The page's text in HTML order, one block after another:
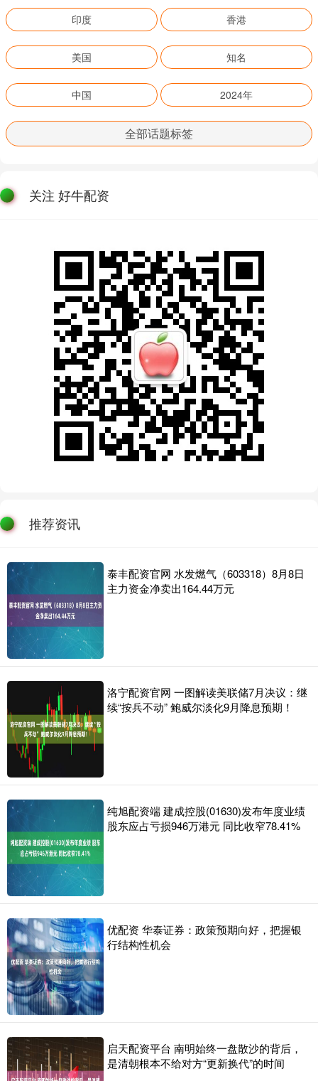
印度 香港
美国 知名
中国 2024年
全部话题标签
关注 好牛配资
推荐资讯
泰丰配资官网 水发燃气（603318）8月8日
主力资金净卖出164.44万元
洛宁配资官网 一图解读美联储7月决议：继
续“按兵不动” 鲍威尔淡化9月降息预期！
纯旭配资端 建成控股(01630)发布年度业绩
股东应占亏损946万港元 同比收窄78.41%
优配资 华泰证券：政策预期向好，把握银
行结构性机会
启天配资平台 南明始终一盘散沙的背后，
是清朝根本不给对方“更新换代”的时间